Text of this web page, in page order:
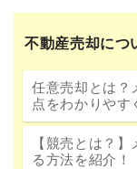
不動産売却につ
任意売却とは？
点をわかりやす
【競売とは？
る方法を紹介！